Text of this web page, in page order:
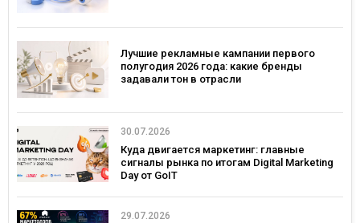
Лучшие рекламные кампании первого
полугодия 2026 года: какие бренды
задавали тон в отрасли
30.07.2026
Куда двигается маркетинг: главные
сигналы рынка по итогам Digital Marketing
Day от GoIT
29.07.2026